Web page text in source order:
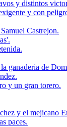
y distintos
y con
Castrejon.
ganaderia de
y un gran torero.
y el mejicano
paces.